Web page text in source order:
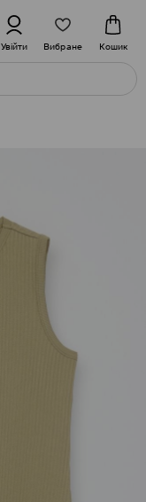
Увійти Вибране Кошик